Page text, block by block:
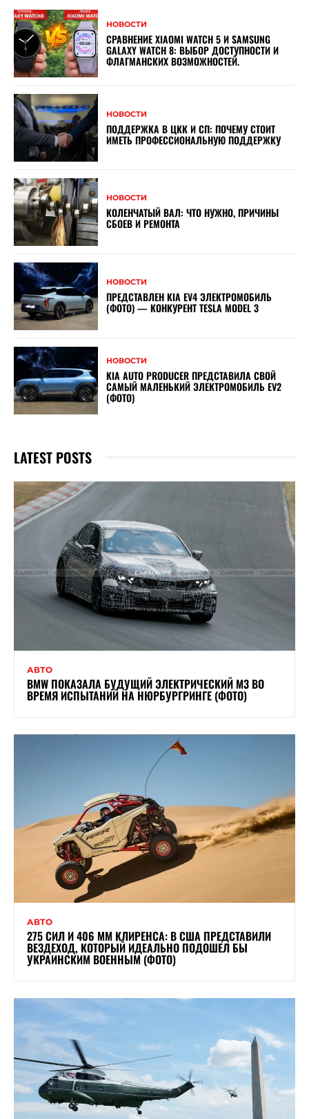
НОВОСТИ
СРАВНЕНИЕ XIAOMI WATCH 5 И SAMSUNG
GALAXY WATCH 8: ВЫБОР ДОСТУПНОСТИ И
ФЛАГМАНСКИХ ВОЗМОЖНОСТЕЙ.
НОВОСТИ
ПОДДЕРЖКА В ЦКК И СП: ПОЧЕМУ СТОИТ
ИМЕТЬ ПРОФЕССИОНАЛЬНУЮ ПОДДЕРЖКУ
НОВОСТИ
КОЛЕНЧАТЫЙ ВАЛ: ЧТО НУЖНО, ПРИЧИНЫ
СБОЕВ И РЕМОНТА
НОВОСТИ
ПРЕДСТАВЛЕН KIA EV4 ЭЛЕКТРОМОБИЛЬ
(ФОТО) — КОНКУРЕНТ TESLA MODEL 3
НОВОСТИ
KIA AUTO PRODUCER ПРЕДСТАВИЛА СВОЙ
САМЫЙ МАЛЕНЬКИЙ ЭЛЕКТРОМОБИЛЬ EV2
(ФОТО)
LATEST POSTS
АВТО
BMW ПОКАЗАЛА БУДУЩИЙ ЭЛЕКТРИЧЕСКИЙ M3 ВО
ВРЕМЯ ИСПЫТАНИЙ НА НЮРБУРГРИНГЕ (ФОТО)
АВТО
275 СИЛ И 406 ММ КЛИРЕНСА: В США ПРЕДСТАВИЛИ
ВЕЗДЕХОД, КОТОРЫЙ ИДЕАЛЬНО ПОДОШЕЛ БЫ
УКРАИНСКИМ ВОЕННЫМ (ФОТО)